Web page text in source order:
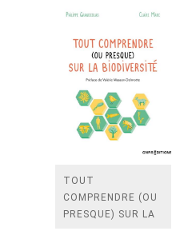
TOUT
COMPRENDRE (OU
PRESQUE) SUR LA